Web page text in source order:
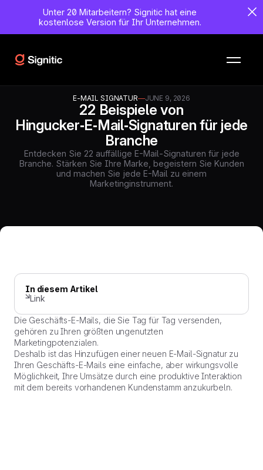
Unter 20 Mitarbeitern? Signitic hat eine
kostenlose Version für Ihr Unternehmen.
E-MAIL SIGNATUR—JUNE 9, 2026
22 Beispiele von
Hingucker‑E‑Mail‑Signaturen für jede
Branche
Entdecken Sie 22 auffällige E-Mail-Signaturen für jede
Branche. Stärken Sie Ihre Marke, begeistern Sie Kunden
und machen Sie jede E-Mail zu einem
Marketinginstrument.
In diesem Artikel
Link
Die Geschäfts-E-Mails, die Sie Tag für Tag versenden,
gehören zu Ihren größten ungenutzten
Marketingpotenzialen.
Deshalb ist das Hinzufügen einer neuen E-Mail-Signatur zu
Ihren Geschäfts-E-Mails eine einfache, aber wirkungsvolle
Möglichkeit, Ihre Umsätze durch eine produktive Interaktion
mit dem bereits vorhandenen Kundenstamm anzukurbeln.